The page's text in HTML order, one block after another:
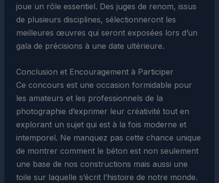
joue un rôle essentiel. Des juges de renom, issus
de plusieurs disciplines, sélectionneront les
meilleures œuvres qui seront exposées lors d’un
gala de précisions à une date ultérieure.
Conclusion et Encouragement à Participer
Ce concours est une occasion formidable pour
les amateurs et les professionnels de la
photographie d’exprimer leur créativité tout en
explorant un sujet qui est à la fois moderne et
intemporel. Ne manquez pas cette chance unique
de montrer comment le béton est non seulement
une base de nos constructions mais aussi une
toile sur laquelle s’écrit l’histoire de notre monde.